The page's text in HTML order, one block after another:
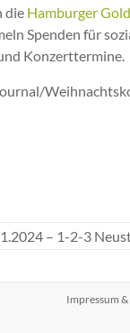
die Hamburger
Spenden für
Konzerttermine.
– 1-2-3
Impressum